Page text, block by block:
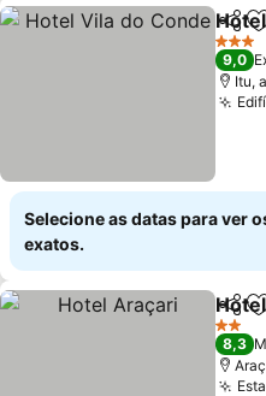
3
9,0
Itu,
Selecione as datas para ver
exatos.
2
8,3